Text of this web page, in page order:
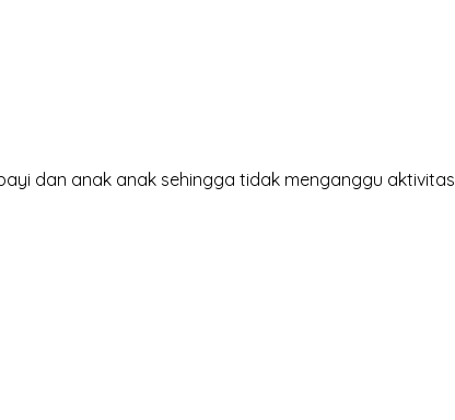
dan anak anak sehingga tidak menganggu aktivitas